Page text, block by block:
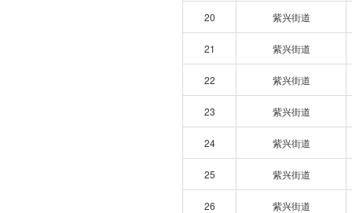
20 紫兴街道
21 紫兴街道
22 紫兴街道
23 紫兴街道
24 紫兴街道
25 紫兴街道
26 紫兴街道